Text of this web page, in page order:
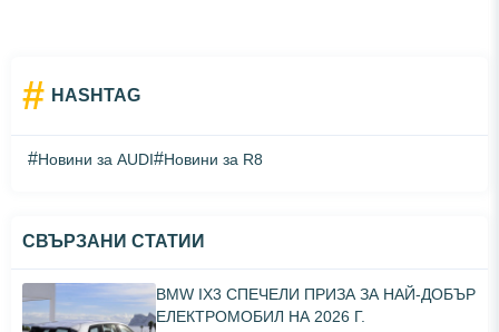
# HASHTAG
#Новини за AUDI#Новини за R8
СВЪРЗАНИ СТАТИИ
BMW IX3 СПЕЧЕЛИ ПРИЗА ЗА НАЙ-ДОБЪР
ЕЛЕКТРОМОБИЛ НА 2026 Г.